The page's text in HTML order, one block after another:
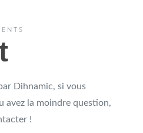
Dihnamic, si vous
avez la moindre question,
!